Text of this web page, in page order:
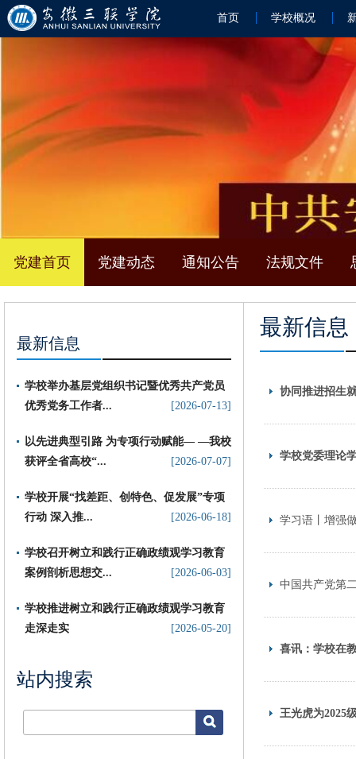
首页 学校概况
党建首页 党建动态 通知公告 法规文件
最新信息
学校举办基层党组织书记暨优秀共产党员
优秀党务工作者...
[2026-07-13]
以先进典型引路 为专项行动赋能— —我校
获评全省高校“...
[2026-07-07]
​学校开展“找差距、创特色、促发展”专项
行动 深入推...
[2026-06-18]
学校召开树立和践行正确政绩观学习教育
案例剖析思想交...
[2026-06-03]
学校推进树立和践行正确政绩观学习教育
走深走实
[2026-05-20]
站内搜索
最新信息
协同推进招生
学校党委理论
学习语丨增强
中国共产党第
喜讯：学校在
王光虎为2025